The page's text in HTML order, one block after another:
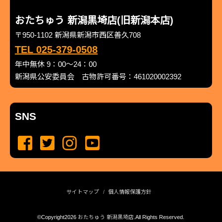
おたちゅう 新潟黒埼店(旧新潟本店)
〒950-1102 新潟県新潟市西区善久708
TEL 025-379-0508
年中無休 9：00～24：00
新潟県公安委員会 古物許可番号：461020002392
SNS
サイトマップ 個人情報保護方針
©Copyright2026 おたちゅう 新潟黒埼店 .All Rights Reserved.